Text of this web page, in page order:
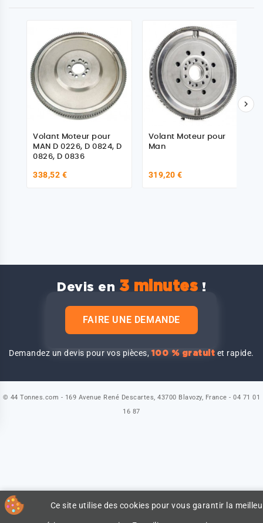
Volant Moteur pour
MAN D 0226, D 0824, D
0826, D 0836
338,52 €
Volant Moteur pour
Man
319,20 €

Devis en 3 minutes !
FAIRE UNE DEMANDE
Demandez un devis pour vos pièces,100 % gratuit et rapide.
Ce site utilise des cookies pour vous garantir la
© 44 Tonnes.com - 169 Avenue René Descartes, 43700 Blavozy, France - 04 71 01
16 87